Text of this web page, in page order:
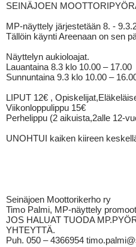
SEINÄJOEN
MP-näyttely järjestetään 8. -
Tällöin käynti Areenaan on sen
Näyttelyn aukioloajat.
Lauantaina 8.3 klo 10.00 – 17.00
Sunnuntaina 9.3 klo 10.00 –
LIPUT 12€ ,
Viikonloppulippu 15€
Perhelippu (2 aikuista,2alle 12-
UNOHTUI kaiken kiireen
Seinäjoen Moottorikerho ry
Timo Palmi, MP-näyttely
JOS HALUAT TUODA
YHTEYTTÄ.
Puh. 050 – 4366954